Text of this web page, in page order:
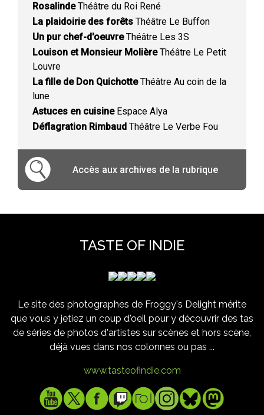
RosalindeThéâtre du Roi René
La plaidoirie des forêts Théâtre Le Buffon
Un pur chef-d'oeuvreThéâtre Les 3S
Louison et Monsieur MolièreThéâtre Le Petit
Louvre
La fille de Don QuichotteThéâtre Au coin de la
lune
Astuces en cuisineEspace Alya
Déflagration Rimbaud Théâtre Le Verbe Fou
Accès aux archives de la rubrique
TASTE OF INDIE
Le site des photographes de Froggy's Delight mérite
que vous y jetiez un coup d'oeil pour y découvrir des tas
de séries de photos d'artistes sur scènes et hors scène,
déjà vues dans nos colonnes ou pas ...
www.tasteofindie.com